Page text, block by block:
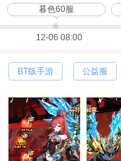
暮色60服
12-06 08:00
BT版手游 公益服